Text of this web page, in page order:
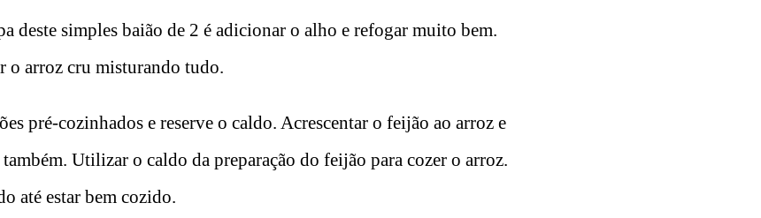
deste simples baião de 2 é adicionar o alho e refogar muito bem.
o arroz cru misturando tudo.
pré-cozinhados e reserve o caldo. Acrescentar o feijão ao arroz e
Utilizar o caldo da preparação do feijão para cozer o arroz.
até estar bem cozido.